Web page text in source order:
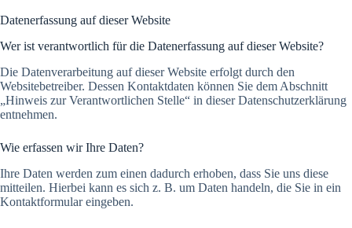
Datenerfassung auf dieser Website
Wer ist verantwortlich für die Datenerfassung auf dieser Website?
Die Datenverarbeitung auf dieser Website erfolgt durch den
Websitebetreiber. Dessen Kontaktdaten können Sie dem Abschnitt
„Hinweis zur Verantwortlichen Stelle“ in dieser Datenschutzerklärung
entnehmen.
Wie erfassen wir Ihre Daten?
Ihre Daten werden zum einen dadurch erhoben, dass Sie uns diese
mitteilen. Hierbei kann es sich z. B. um Daten handeln, die Sie in ein
Kontaktformular eingeben.